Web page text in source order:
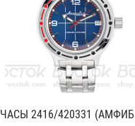
ЧАСЫ 2416/420331